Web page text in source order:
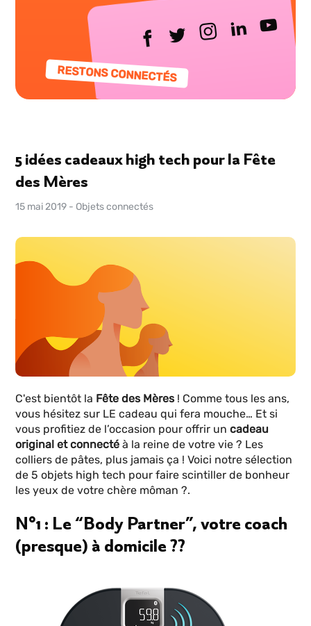
RESTONS CONNECTÉS
5 idées cadeaux high tech pour la Fête
des Mères
15 mai 2019 - Objets connectés
C'est bientôt la Fête des Mères ! Comme tous les ans,
vous hésitez sur LE cadeau qui fera mouche… Et si
vous profitiez de l’occasion pour offrir uncadeau
original et connecté à la reine de votre vie ? Les
colliers de pâtes, plus jamais ça ! Voici notre sélection
de 5 objets high tech pour faire scintiller de bonheur
les yeux de votre chère môman ?.
N°1 : Le “Body Partner”, votre coach
(presque) à domicile ??